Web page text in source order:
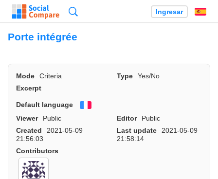
Ingresar
Porte intégrée
Mode Criteria Type
Yes/No
Excerpt
Default language
Viewer
Public Editor
Public
Created
2021-05-09
21:56:03
Last update
2021-05-09
21:58:14
Contributors